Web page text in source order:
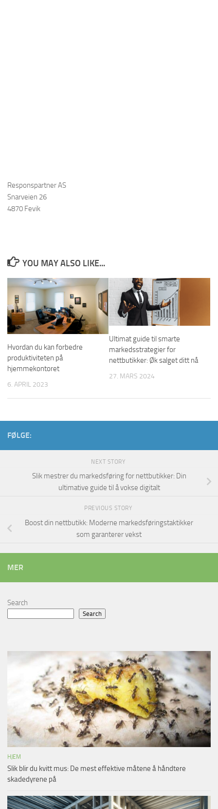
Responspartner AS
Snarveien 26
4870 Fevik
YOU MAY ALSO LIKE...
Hvordan du kan forbedre
produktiviteten på
hjemmekontoret
6. APRIL 2023
Ultimat guide til smarte
markedsstrategier for
nettbutikker: Øk salget ditt nå
27. MARS 2024
FØLGE:
NEXT STORY
Slik mestrer du markedsføring for nettbutikker: Din
ultimative guide til å vokse digitalt
PREVIOUS STORY
Boost din nettbutikk: Moderne markedsføringstaktikker
som garanterer vekst
MER
Search
Search
HJEM
Slik blir du kvitt mus: De mest effektive måtene å håndtere
skadedyrene på